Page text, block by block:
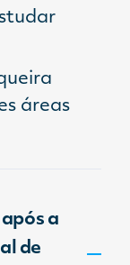
áreas
a
de